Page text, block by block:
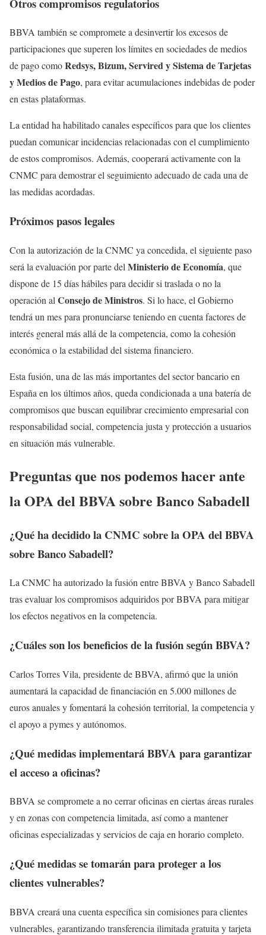
BBVA también se compromete a desinvertir los excesos de
participaciones que superen los límites en sociedades de medios
de pago comoRedsys, Bizum, Servired y Sistema de Tarjetas
y Medios de Pago, para evitar acumulaciones indebidas de poder
en estas plataformas.
La entidad ha habilitado canales específicos para que los clientes
puedan comunicar incidencias relacionadas con el cumplimiento
de estos compromisos. Además, cooperará activamente con la
CNMC para demostrar el seguimiento adecuado de cada una de
las medidas acordadas.
Próximos pasos legales
Con la autorización de la CNMC ya concedida, el siguiente paso
será la evaluación por parte del Ministerio de Economía, que
dispone de 15 días hábiles para decidir si traslada o no la
operación al Consejo de Ministros. Si lo hace, el Gobierno
tendrá un mes para pronunciarse teniendo en cuenta factores de
interés general más allá de la competencia, como la cohesión
económica o la estabilidad del sistema financiero.
Esta fusión, una de las más importantes del sector bancario en
España en los últimos años, queda condicionada a una batería de
compromisos que buscan equilibrar crecimiento empresarial con
responsabilidad social, competencia justa y protección a usuarios
en situación más vulnerable.
Preguntas que nos podemos hacer ante
la OPA del BBVA sobre Banco Sabadell
¿Qué ha decidido la CNMC sobre la OPA del BBVA
sobre Banco Sabadell?
La CNMC ha autorizado la fusión entre BBVA y Banco Sabadell
tras evaluar los compromisos adquiridos por BBVA para mitigar
los efectos negativos en la competencia.
¿Cuáles son los beneficios de la fusión según BBVA?
Carlos Torres Vila, presidente de BBVA, afirmó que la unión
aumentará la capacidad de financiación en 5.000 millones de
euros anuales y fomentará la cohesión territorial, la competencia y
el apoyo a pymes y autónomos.
¿Qué medidas implementará BBVA para garantizar
el acceso a oficinas?
BBVA se compromete a no cerrar oficinas en ciertas áreas rurales
y en zonas con competencia limitada, así como a mantener
oficinas especializadas y servicios de caja en horario completo.
¿Qué medidas se tomarán para proteger a los
clientes vulnerables?
BBVA creará una cuenta específica sin comisiones para clientes
vulnerables, garantizando transferencia ilimitada gratuita y tarjeta